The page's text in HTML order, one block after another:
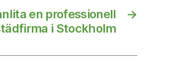
→
en professionell
i Stockholm